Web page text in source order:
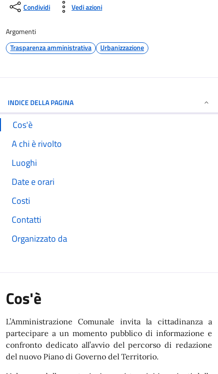
Condividi Vedi azioni
Argomenti
Trasparenza amministrativa
Urbanizzazione
INDICE DELLA PAGINA
Cos'è
A chi è rivolto
Luoghi
Date e orari
Costi
Contatti
Organizzato da
Cos'è
L’Amministrazione Comunale invita la cittadinanza a
partecipare a un momento pubblico di informazione e
confronto dedicato all’avvio del percorso di redazione
del nuovo Piano di Governo del Territorio.